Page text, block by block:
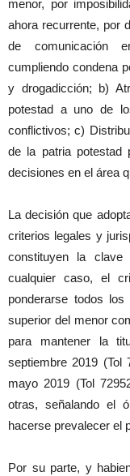
menor, por
ahora recurrente, por
de comunicación
cumpliendo condena
y drogadicción; b)
potestad a uno de
conflictivos; c)
de la patria potestad
decisiones en el área
La decisión que
criterios legales y
constituyen la
cualquier caso, el
ponderarse todos
superior del menor
para mantener la
septiembre 2019 (Tol
mayo 2019 (Tol
otras, señalando el
hacerse prevalecer el
Por su parte, y